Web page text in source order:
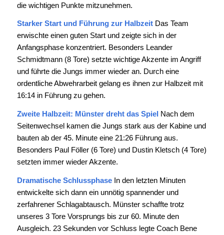
die wichtigen Punkte mitzunehmen.
Starker Start und Führung zur Halbzeit Das Team
erwischte einen guten Start und zeigte sich in der
Anfangsphase konzentriert. Besonders Leander
Schmidtmann (8 Tore) setzte wichtige Akzente im Angriff
und führte die Jungs immer wieder an. Durch eine
ordentliche Abwehrarbeit gelang es ihnen zur Halbzeit mit
16:14 in Führung zu gehen.
Zweite Halbzeit: Münster dreht das Spiel Nach dem
Seitenwechsel kamen die Jungs stark aus der Kabine und
bauten ab der 45. Minute eine 21:26 Führung aus.
Besonders Paul Föller (6 Tore) und Dustin Kletsch (4 Tore)
setzten immer wieder Akzente.
Dramatische SchlussphaseIn den letzten Minuten
entwickelte sich dann ein unnötig spannender und
zerfahrener Schlagabtausch. Münster schaffte trotz
unseres 3 Tore Vorsprungs bis zur 60. Minute den
Ausgleich. 23 Sekunden vor Schluss legte Coach Bene